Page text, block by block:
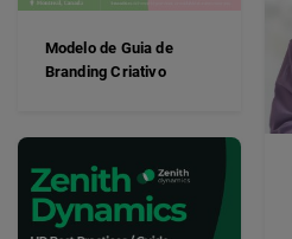
Modelo de Guia de
Branding Criativo